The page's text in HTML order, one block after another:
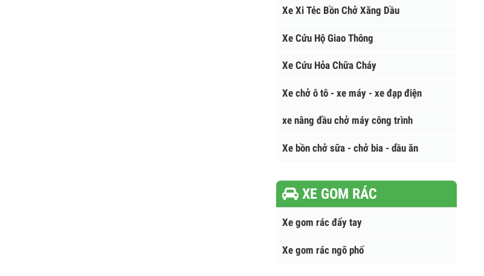
Xe Bồn Chở Hóa Chất - Khí Hóa Lỏng
Xe Xi Téc Bồn Chở Xăng Dầu
Xe Cứu Hộ Giao Thông
Xe Cứu Hỏa Chữa Cháy
Xe chở ô tô - xe máy - xe đạp điện
xe nâng đầu chở máy công trình
XE GOM RÁC
Xe gom rác đẩy tay